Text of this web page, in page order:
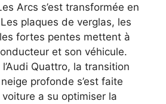
Arcs s’est transformée en
plaques de verglas, les
fortes pentes mettent à
et son véhicule.
Quattro, la transition
profonde s’est faite
a su optimiser la